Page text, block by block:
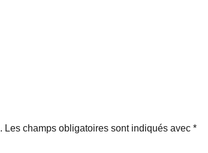
Les champs obligatoires sont indiqués avec *